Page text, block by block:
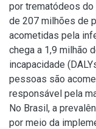
por trematódeos do
de 207 milhões de
acometidas pela
chega a 1,9 milhão
incapacidade
pessoas são
responsável pela
No Brasil, a
por meio da